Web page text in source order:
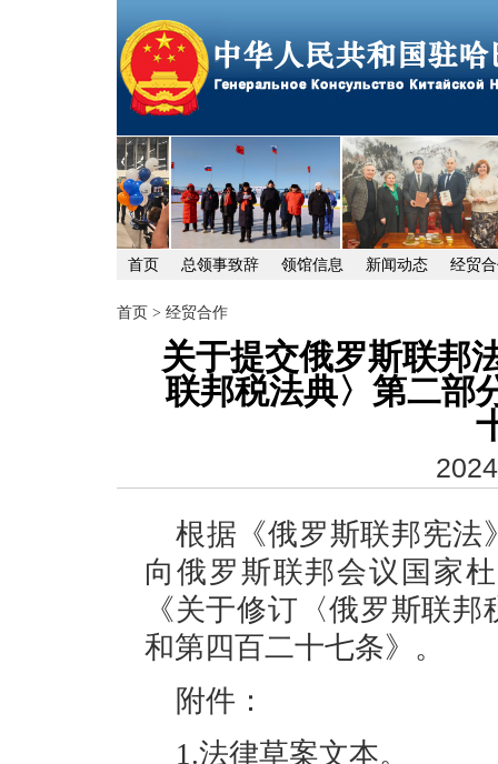
首页 总领事致辞 领馆信息 新闻动态 经贸
首页 > 经贸合作
关于提交俄罗斯联邦
联邦税法典〉第二部
根据《俄罗斯联邦宪法
向俄罗斯联邦会议 国家
《关于修订〈俄罗斯联
和第四百二十七条》。
附件：
1.法律草案文本。